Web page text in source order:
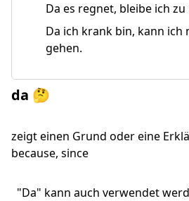
Da es regnet, bleibe ich zu
Da ich krank bin, kann ich
gehen.
da 🤔
zeigt einen Grund oder eine
because, since
"Da" kann auch verwendet